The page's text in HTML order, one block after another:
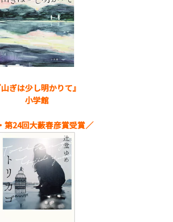
ぎは少し明かりて』
小学館
第24回大藪春彦賞受賞／